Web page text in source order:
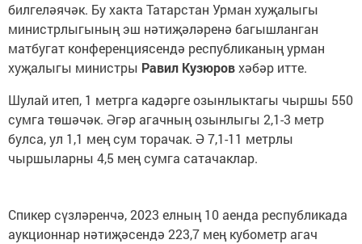
билгеләячәк. Бу хакта Татарстан Урман хуҗалыгы
министрлыгының эш нәтиҗәләренә багышланган
матбугат конференциясендә республиканың урман
хуҗалыгы министры Равил Кузюровхәбәр итте.
Шулай итеп, 1 метрга кадәрге озынлыктагы чыршы 550
сумга төшәчәк. Әгәр агачның озынлыгы 2,1-3 метр
булса, ул 1,1 мең сум торачак. Ә 7,1-11 метрлы
чыршыларны 4,5 мең сумга сатачаклар.
Спикер сүзләренчә, 2023 елның 10 аенда республикада
аукционнар нәтиҗәсендә 223,7 мең кубометр агач